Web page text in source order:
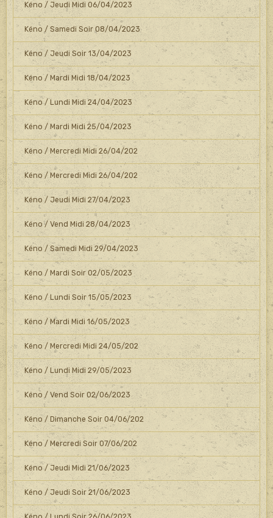
Kéno / Jeudi Midi 06/04/2023
Kéno / Samedi Soir 08/04/2023
Kéno / Jeudi Soir 13/04/2023
Kéno / Mardi Midi 18/04/2023
Kéno / Lundi Midi 24/04/2023
Kéno / Mardi Midi 25/04/2023
Kéno / Mercredi Midi 26/04/202
Kéno / Mercredi Midi 26/04/202
Kéno / Jeudi Midi 27/04/2023
Kéno / Vend Midi 28/04/2023
Kéno / Samedi Midi 29/04/2023
Kéno / Mardi Soir 02/05/2023
Kéno / Lundi Soir 15/05/2023
Kéno / Mardi Midi 16/05/2023
Kéno / Mercredi Midi 24/05/202
Kéno / Lundi Midi 29/05/2023
Kéno / Vend Soir 02/06/2023
Kéno / Dimanche Soir 04/06/202
Kéno / Mercredi Soir 07/06/202
Kéno / Jeudi Midi 21/06/2023
Kéno / Jeudi Soir 21/06/2023